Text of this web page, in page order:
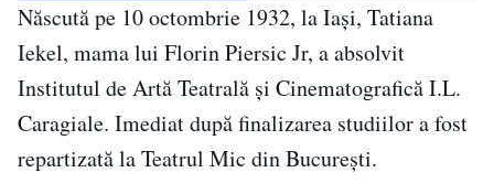
Născută pe 10 octombrie 1932, la Iași, Tatiana
Iekel, mama lui Florin Piersic Jr, a absolvit
Institutul de Artă Teatrală și Cinematografică I.L.
Caragiale. Imediat după finalizarea studiilor a fost
repartizată la Teatrul Mic din București.